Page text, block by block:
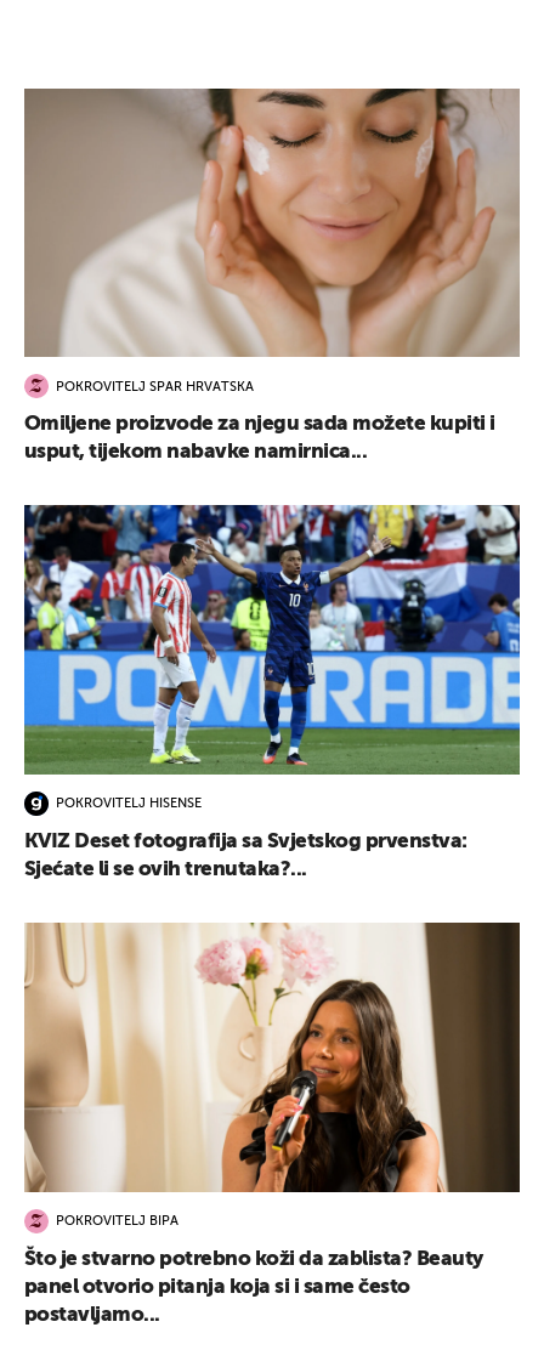
POKROVITELJ SPAR HRVATSKA
Omiljene proizvode za njegu sada možete kupiti i
usput, tijekom nabavke namirnica...
POKROVITELJ HISENSE
KVIZ Deset fotografija sa Svjetskog prvenstva:
Sjećate li se ovih trenutaka?...
POKROVITELJ BIPA
Što je stvarno potrebno koži da zablista? Beauty
panel otvorio pitanja koja si i same često
postavljamo...